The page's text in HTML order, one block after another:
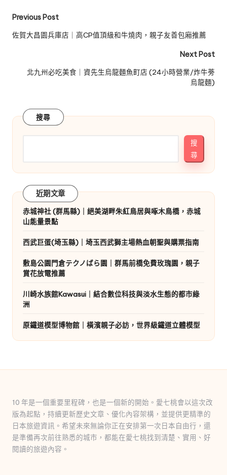
Post
navigation
Previous Post
佐賀大昌園兵庫店｜高CP值頂級和牛燒肉，親子友善包廂推薦
Next Post
北九州必吃美食｜資先生烏龍麵魚町店 (24小時營業/炸牛蒡
烏龍麵)
搜尋
搜
尋
近期文章
赤城神社 (群馬縣)｜絕美湖畔朱紅鳥居與啄木鳥橋，赤城
山能量景點
西武巨蛋(埼玉縣)｜埼玉西武獅主場熱血朝聖與購票指南
敷島公園門倉テクノばら園｜群馬前橋免費玫瑰園，親子
賞花放電推薦
川崎水族館Kawasui｜結合數位科技與淡水生態的都市綠
洲
原鐵道模型博物館｜橫濱親子必訪，世界級鐵道立體模型
10 年是一個重要里程碑，也是一個新的開始。愛七桃會以這次改
版為起點，持續更新歷史文章、優化內容架構，並提供更精準的
日本旅遊資訊。希望未來無論你正在安排第一次日本自由行，還
是準備再次前往熟悉的城市，都能在愛七桃找到清楚、實用、好
閱讀的旅遊內容。